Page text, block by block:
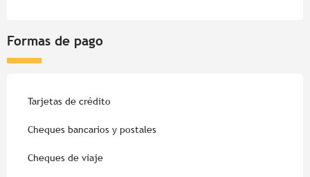
Formas de pago
Tarjetas de crédito
Cheques bancarios y postales
Cheques de viaje